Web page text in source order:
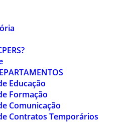
Educação
Formação
Comunicação
Contratos Temporários